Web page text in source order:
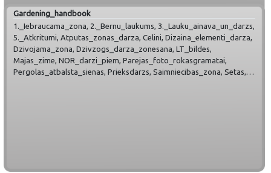
Gardening_handbook
1._Iebraucama_zona, 2._Bernu_laukums, 3._Lauku_ainava_un_darzs,
5._Atkritumi, Atputas_zonas_darza, Celini, Dizaina_elementi_darza,
Dzivojama_zona, Dzivzogs_darza_zonesana, LT_bildes,
Majas_zime, NOR_darzi_piem, Parejas_foto_rokasgramatai,
Pergolas_atbalsta_sienas, Prieksdarzs, Saimniecibas_zona, Setas,